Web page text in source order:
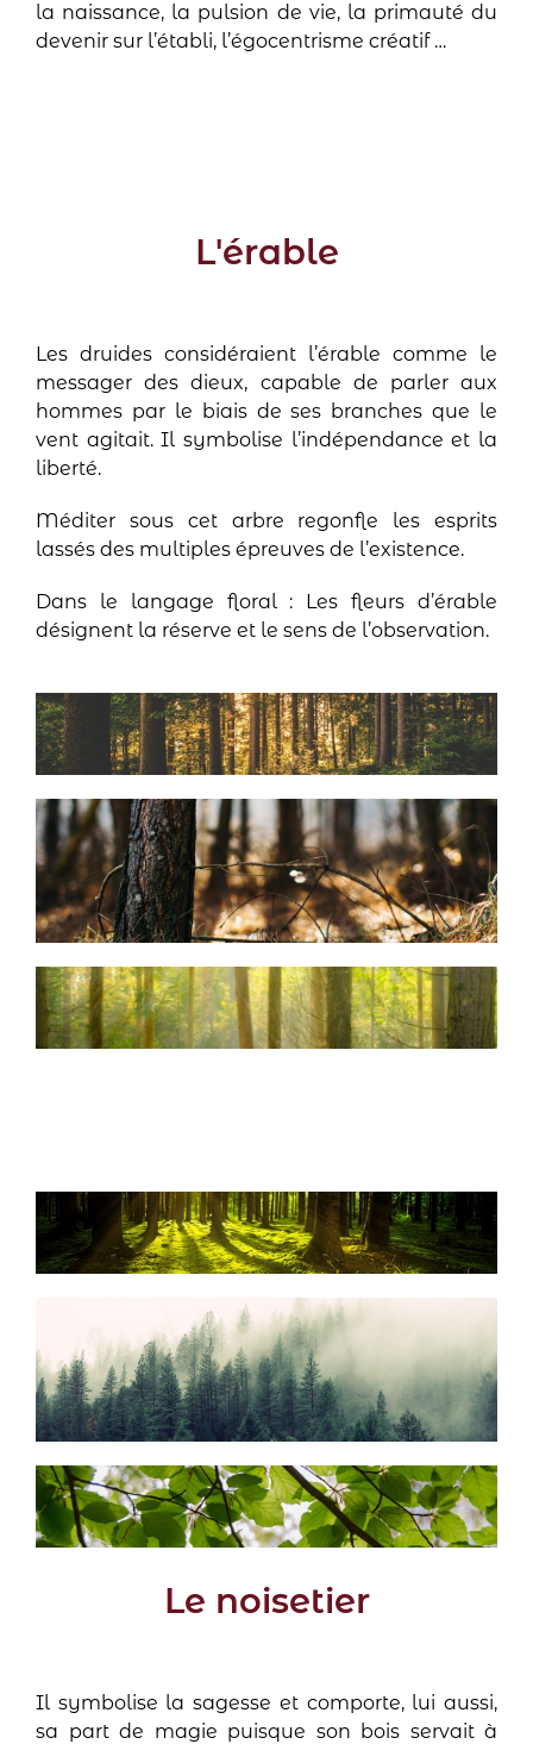
la naissance, la pulsion de vie, la primauté du
devenir sur l’établi, l’égocentrisme créatif …
L'érable
Les druides considéraient l’érable comme le
messager des dieux, capable de parler aux
hommes par le biais de ses branches que le
vent agitait. Il symbolise l’indépendance et la
liberté.
Méditer sous cet arbre regonfle les esprits
lassés des multiples épreuves de l’existence.
Dans le langage floral : Les fleurs d’érable
désignent la réserve et le sens de l’observation.
Le noisetier
Il symbolise la sagesse et comporte, lui aussi,
sa part de magie puisque son bois servait à